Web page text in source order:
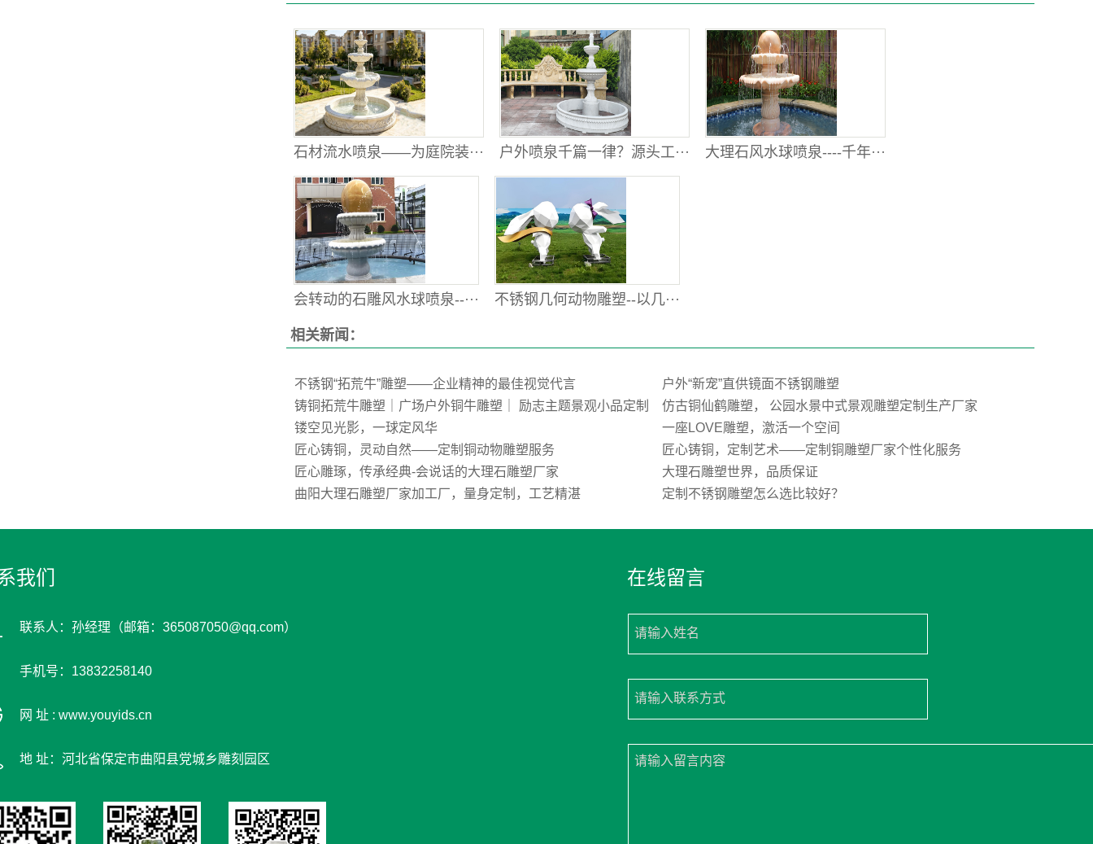
石材流水喷泉——为庭院装··· 户外喷泉千篇一律？源头工··· 大理石风水球喷泉----千年···
会转动的石雕风水球喷泉--··· 不锈钢几何动物雕塑--以几···
相关新闻：
不锈钢“拓荒牛”雕塑——企业精神的最佳视觉代言
户外“新宠”直供镜面不锈钢雕塑
铸铜拓荒牛雕塑｜广场户外铜牛雕塑｜ 励志主题景观小品定制
仿古铜仙鹤雕塑， 公园水景中式景观雕塑定制生产厂家
镂空见光影，一球定风华
一座LOVE雕塑，激活一个空间
匠心铸铜，灵动自然——定制铜动物雕塑服务
匠心铸铜，定制艺术——定制铜雕塑厂家个性化服务
匠心雕琢，传承经典-会说话的大理石雕塑厂家
大理石雕塑世界，品质保证
曲阳大理石雕塑厂家加工厂，量身定制，工艺精湛
定制不锈钢雕塑怎么选比较好？
我们
联系人：孙经理（邮箱：365087050@qq.com）
手机号：13832258140
网 址 : www.youyids.cn
地 址：河北省保定市曲阳县党城乡雕刻园区
在线留言
请输入姓名
请输入联系方式
请输入留言内容